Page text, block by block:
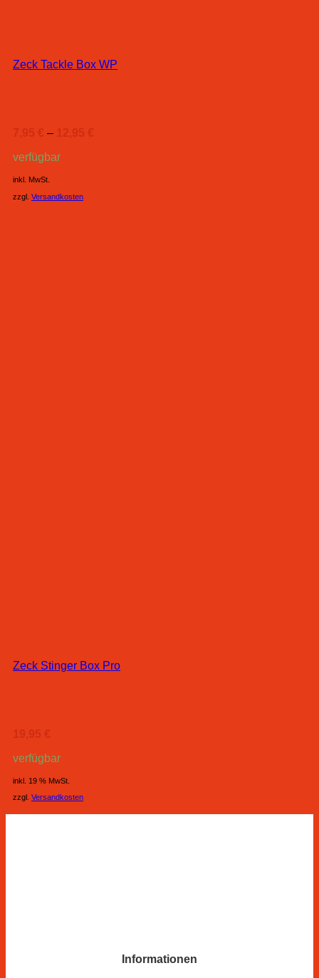
Zeck Tackle Box WP
7,95 € – 12,95 €
verfügbar
inkl. MwSt.
zzgl. Versandkosten
Zeck Stinger Box Pro
19,95 €
verfügbar
inkl. 19 % MwSt.
zzgl. Versandkosten
Informationen